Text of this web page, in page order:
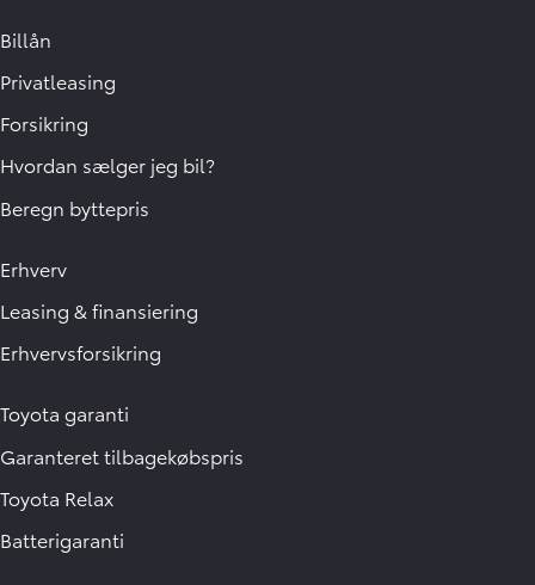
Billån
Privatleasing
Forsikring
Hvordan sælger jeg bil?
Beregn byttepris
Erhverv
Leasing & finansiering
Erhvervsforsikring
Toyota garanti
Garanteret tilbagekøbspris
Toyota Relax
Batterigaranti